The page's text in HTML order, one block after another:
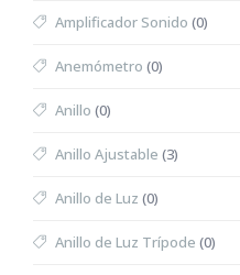
Amplificador Sonido (0)
Anemómetro (0)
Anillo (0)
Anillo Ajustable (3)
Anillo de Luz (0)
Anillo de Luz Trípode (0)